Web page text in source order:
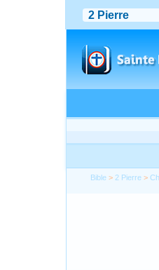
Bible > 2 Pierre >